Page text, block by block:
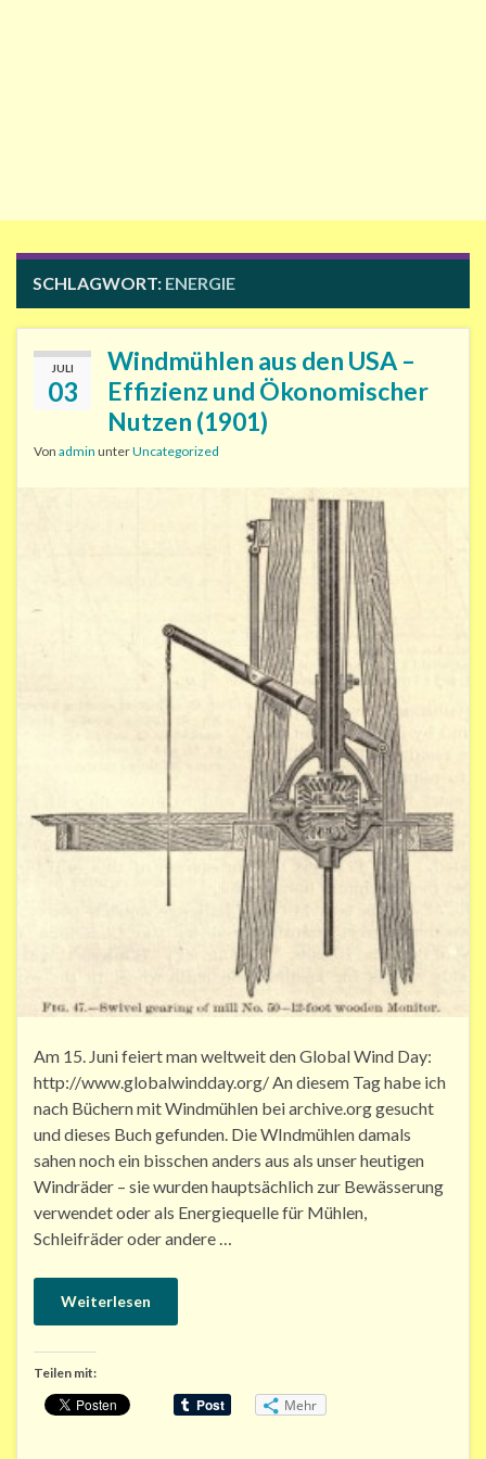
SCHLAGWORT: ENERGIE
JULI
03
Windmühlen aus den USA –
Effizienz und Ökonomischer
Nutzen (1901)
Von admin unterUncategorized
Am 15. Juni feiert man weltweit den Global Wind Day:
http://www.globalwindday.org/ An diesem Tag habe ich
nach Büchern mit Windmühlen bei archive.org gesucht
und dieses Buch gefunden. Die WIndmühlen damals
sahen noch ein bisschen anders aus als unser heutigen
Windräder – sie wurden hauptsächlich zur Bewässerung
verwendet oder als Energiequelle für Mühlen,
Schleifräder oder andere …
Weiterlesen
Teilen mit:
Mehr